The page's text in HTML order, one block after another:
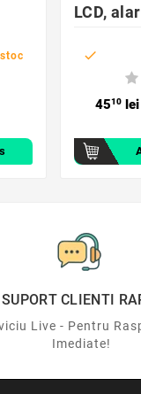
stoc
LCD,

4510lei
SUPORT CLIENTI
Live - Pentru
Imediate!